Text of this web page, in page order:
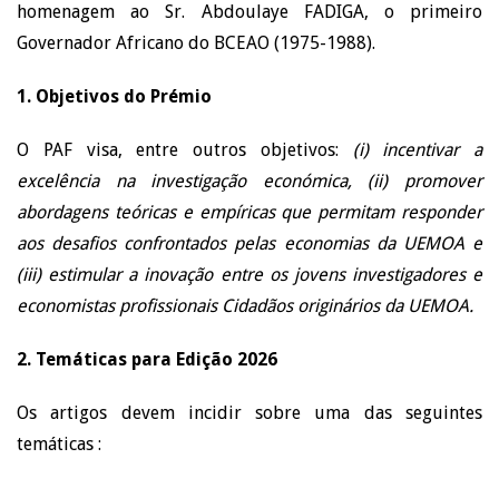
homenagem ao Sr. Abdoulaye FADIGA, o primeiro
Governador Africano do BCEAO (1975-1988).
1. Objetivos do Prémio
O PAF visa, entre outros objetivos: (i) incentivar a
excelência na investigação económica, (ii) promover
abordagens teóricas e empíricas que permitam responder
aos desafios confrontados pelas economias da UEMOA e
(iii) estimular a inovação entre os jovens investigadores e
economistas profissionais Cidadãos originários da UEMOA.
2. Temáticas para Edição 2026
Os artigos devem incidir sobre uma das seguintes
temáticas :